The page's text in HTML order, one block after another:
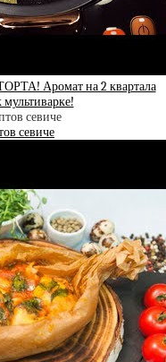
Аромат на 2 квартала
мультиварке!
севиче